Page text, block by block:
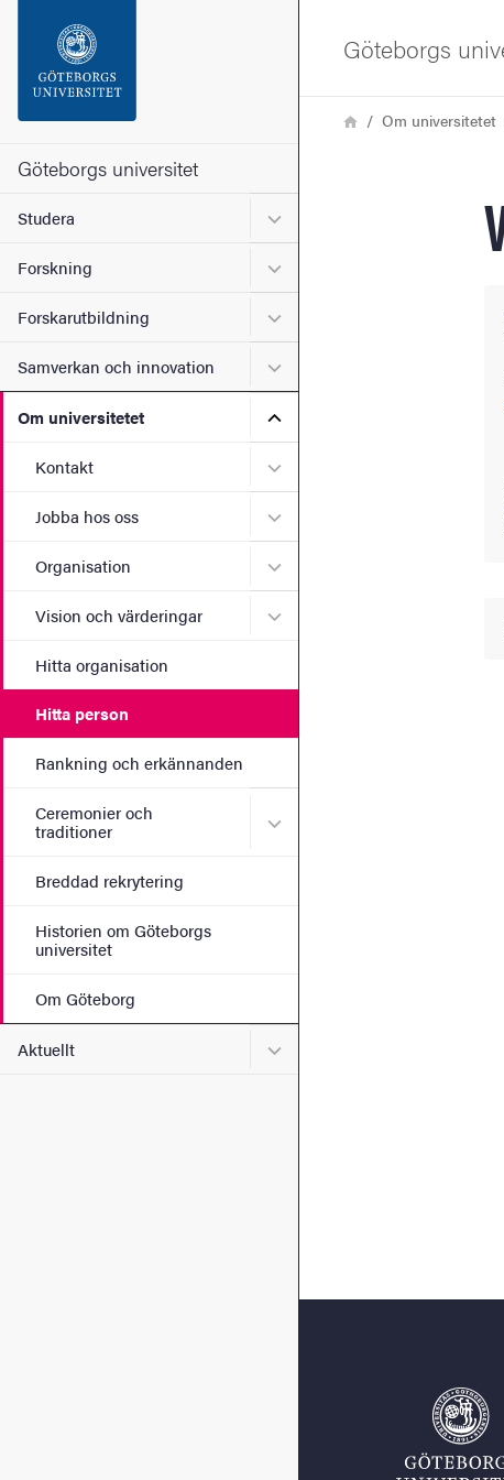
Sidfoten
Om webbplatsen
Göteborgs universitet
Studera Undermeny för Studera
Forskning Undermeny för Forskning
Forskarutbildning Undermeny för
Samverkan och innovation Undermeny för Samverkan
Om universitetet Undermeny för Om
Kontakt Undermeny för Kontakt
Jobba hos oss Undermeny för Jobba hos
Organisation Undermeny för Organisation
Vision och värderingar Undermeny för Vision och
Hitta organisation
Hitta person
Rankning och erkännanden
Ceremonier och
traditioner
Undermeny för Ceremonier
Breddad rekrytering
Historien om Göteborgs
universitet
Om Göteborg
Aktuellt Undermeny för Aktuellt
Göteborgs
LänkstigHemOm universitetet